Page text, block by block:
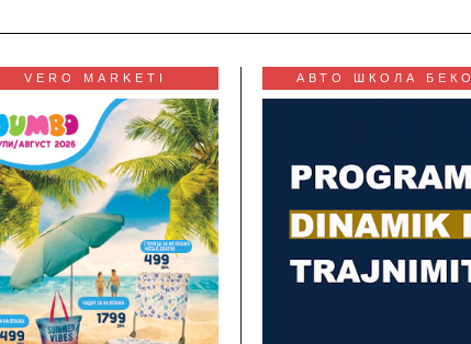
VERO MARKETI АВТО ШКОЛА БЕКО